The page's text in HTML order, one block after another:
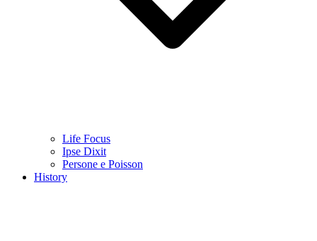
Life Focus
Ipse Dixit
Persone e Poisson
History